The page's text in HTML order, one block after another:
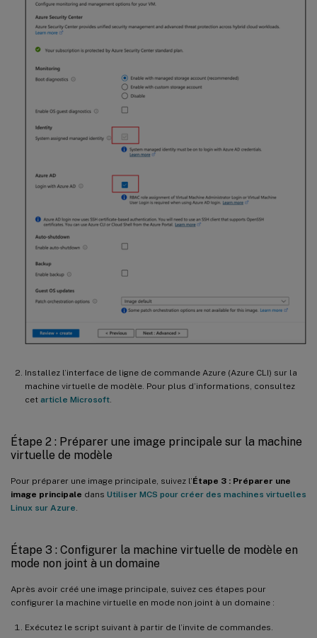
Installez l’interface de ligne de commande Azure (Azure CLI) sur la
machine virtuelle de modèle. Pour plus d’informations, consultez
cet article Microsoft.
Étape 2 : Préparer une image principale sur la machine
virtuelle de modèle
Pour préparer une image principale, suivez l’Étape 3 : Préparer une
image principale dans Utiliser MCS pour créer des machines virtuelles
Linux sur Azure.
Étape 3 : Configurer la machine virtuelle de modèle en
mode non joint à un domaine
Après avoir créé une image principale, suivez ces étapes pour
configurer la machine virtuelle en mode non joint à un domaine :
Exécutez le script suivant à partir de l’invite de commandes.